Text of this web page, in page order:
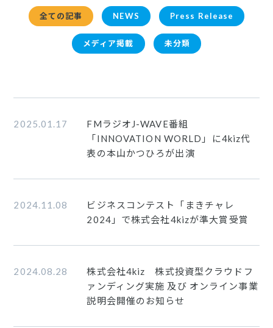
全ての記事 NEWS Press Release
メディア掲載 未分類
2025.01.17
FMラジオJ-WAVE番組
「INNOVATION WORLD」に4kiz代
表の本山かつひろが出演
2024.11.08
ビジネスコンテスト「まきチャレ
2024」で株式会社4kizが準大賞受賞
2024.08.28
株式会社4kiz 株式投資型クラウドフ
ァンディング実施 及び オンライン事業
説明会開催のお知らせ